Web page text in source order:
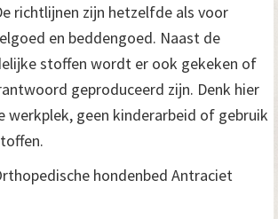
richtlijnen zijn hetzelfde als voor
en beddengoed. Naast de
stoffen wordt er ook gekeken of
geproduceerd zijn. Denk hier
werkplek, geen kinderarbeid of gebruik
hondenbed Antraciet